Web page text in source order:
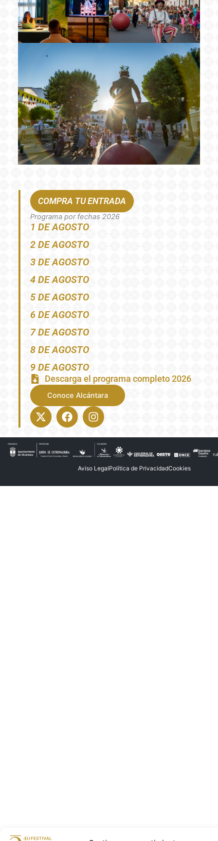
COMPRA TU ENTRADA
Programa por fechas 2026
1 DE AGOSTO
2 DE AGOSTO
3 DE AGOSTO
4 DE AGOSTO
5 DE AGOSTO
6 DE AGOSTO
7 DE AGOSTO
8 DE AGOSTO
9 DE AGOSTO
Descarga el programa completo 2026
Conoce Alcántara
X-
twitter
FacebookInstagram
Aviso LegalPolítica de PrivacidadCookies